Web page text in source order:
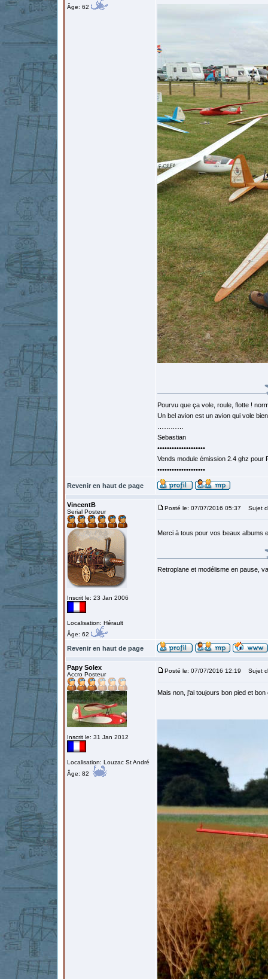
Âge: 62
Pourvu que ça vole, roule, flotte !
Un bel avion est un avion qui vole
Sebastian
••••••••••••••••••••
Vends module émission 2.4 ghz
••••••••••••••••••••
Revenir en haut de page
VincentB
Serial Posteur
Inscrit le: 23 Jan 2006
Localisation: Hérault
Âge: 62
Posté le: 07/07/2016 05:37 Sujet
Merci à tous pour vos beaux albums
Retroplane et modélisme en pause,
Revenir en haut de page
Papy Solex
Accro Posteur
Inscrit le: 31 Jan 2012
Localisation: Louzac St André
Âge: 82
Posté le: 07/07/2016 12:19 Sujet
Mais non, j'ai toujours bon pied et